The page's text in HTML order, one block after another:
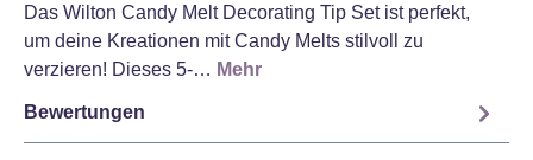
Das Wilton Candy Melt Decorating Tip Set ist perfekt,
um deine Kreationen mit Candy Melts stilvoll zu
verzieren! Dieses 5-… Mehr
Bewertungen